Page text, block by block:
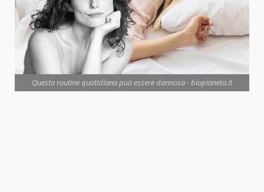
Questa routine quotidiana può essere dannosa - biopianeta.it